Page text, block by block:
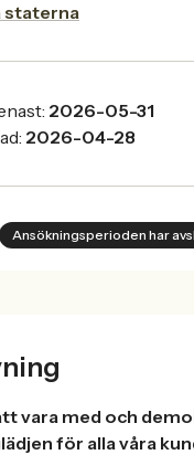
staterna
2026-05-31
2026-04-28
Ansökningsperioden har
vara med och
för alla våra